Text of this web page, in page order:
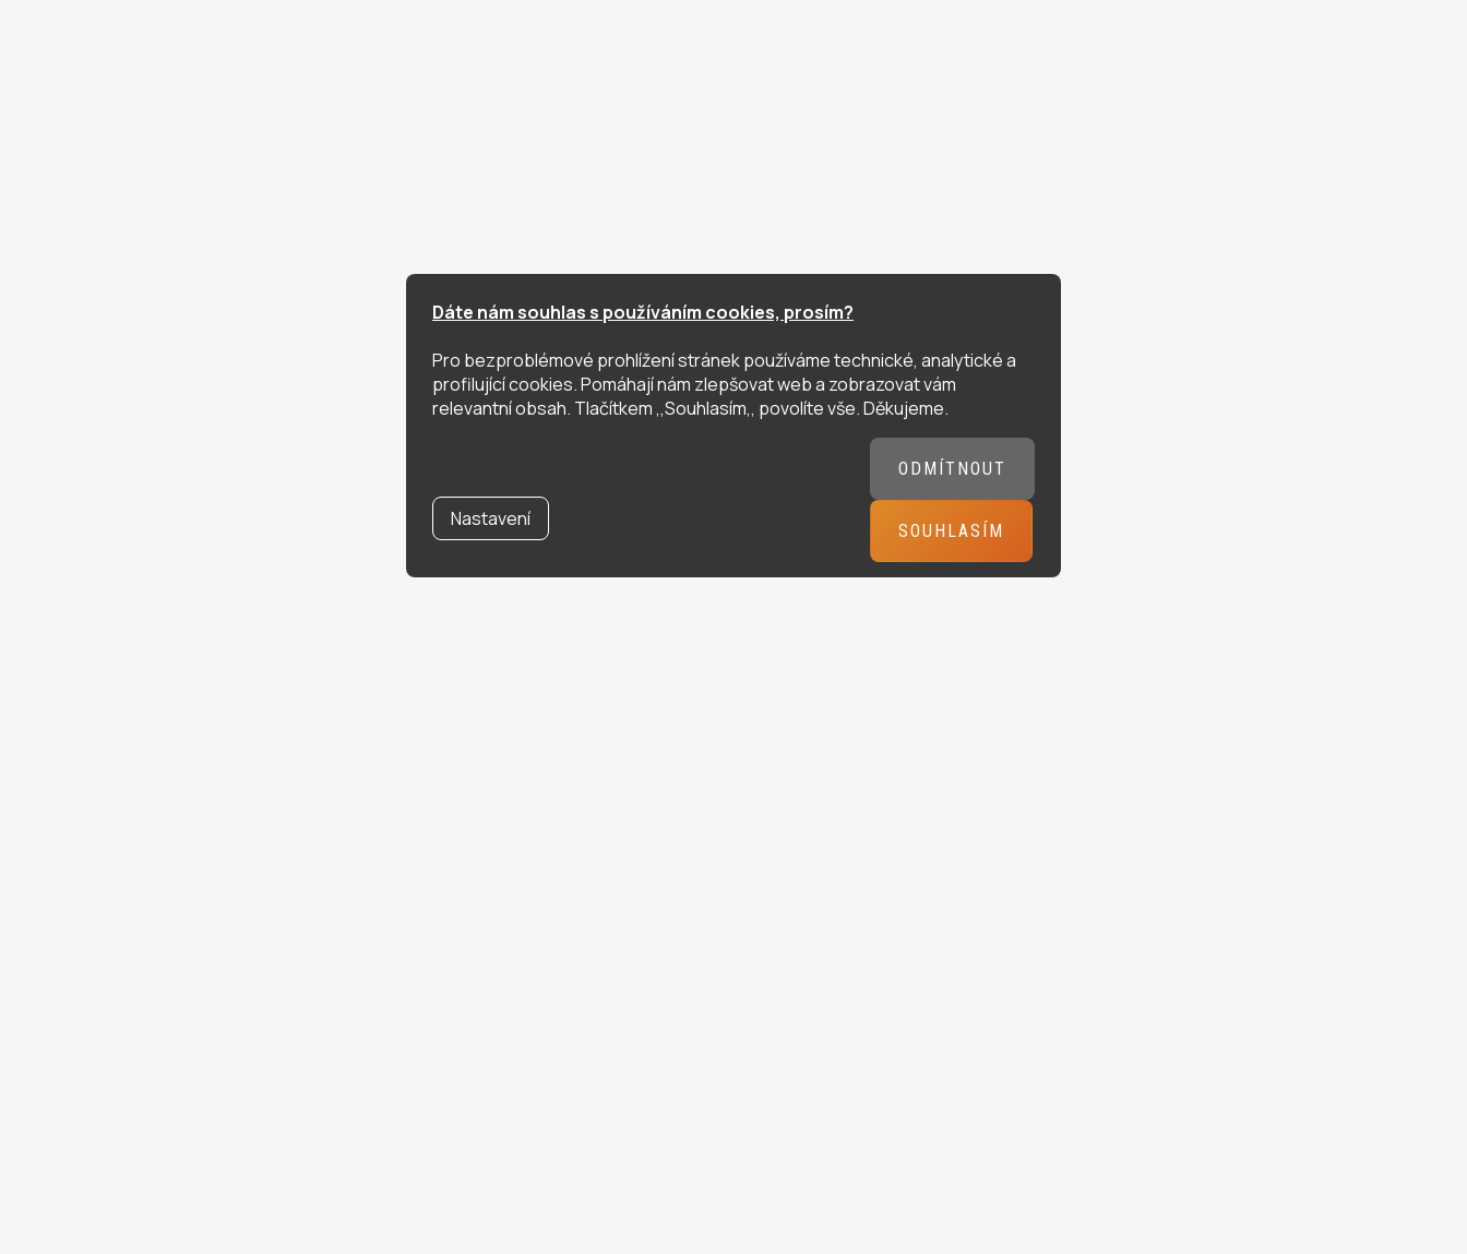
Dáte nám souhlas s používáním cookies, prosím?
Pro bezproblémové prohlížení stránek používáme technické, analytické a
profilující cookies. Pomáhají nám zlepšovat web a zobrazovat vám
relevantní obsah. Tlačítkem ,,Souhlasím,, povolíte vše. Děkujeme.
Nastavení
ODMÍTNOUT
SOUHLASÍM